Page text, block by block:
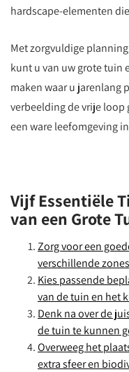
hardscape-elementen
Met zorgvuldige
kunt u van uw grote tuin
maken waar u jarenlang
verbeelding de vrije
een ware leefomgeving
Vijf Essentiële
van een Grote
Zorg voor een
verschillende
Kies passende
van de tuin en het
Denk na over de
de tuin te kunnen
Overweeg het
extra sfeer en